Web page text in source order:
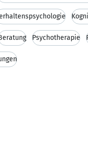
Psychotherapie